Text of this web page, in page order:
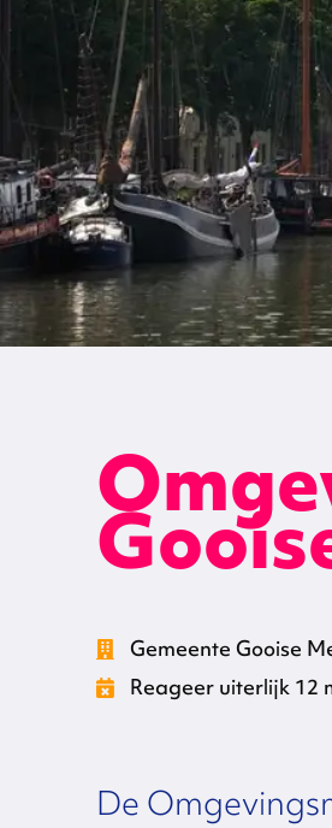
Gemeente Gooise
Reageer uiterlijk 12
De